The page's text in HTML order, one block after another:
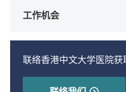
工作机会
联络香港中文大学医院获